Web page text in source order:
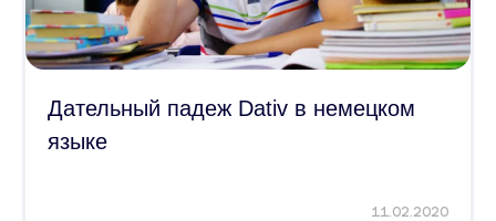
Дательный падеж Dativ в немецком
языке
11.02.2020